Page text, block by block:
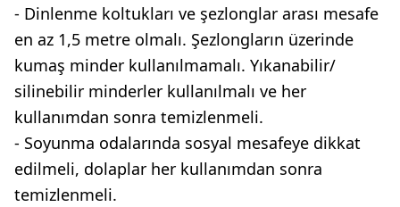
- Dinlenme koltukları ve şezlonglar arası mesafe
en az 1,5 metre olmalı. Şezlongların üzerinde
kumaş minder kullanılmamalı. Yıkanabilir/
silinebilir minderler kullanılmalı ve her
kullanımdan sonra temizlenmeli.
- Soyunma odalarında sosyal mesafeye dikkat
edilmeli, dolaplar her kullanımdan sonra
temizlenmeli.